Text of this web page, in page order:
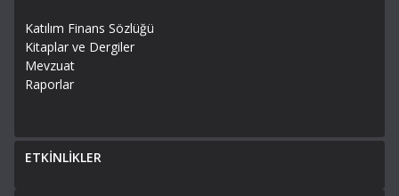
Katılım Finans Sözlüğü
Kitaplar ve Dergiler
Mevzuat
Raporlar
ETKİNLİKLER